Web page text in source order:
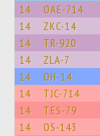
14 OAE-714
14 ZKC-14
14 TR-920
14 ZLA-7
14 OH-14
14 TJC-714
14 TES-79
14 OS-143